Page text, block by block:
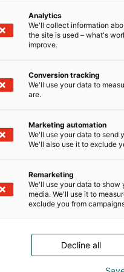
brändin
auttaa
Ohjeet ja luvat
Analytics
We'll collect information
the site is used – what's
improve.
Conversion tracking
We'll use your data to
are.
Marketing automation
We'll use your data to send
We'll also use it to exclude
Remarketing
We'll use your data to show
media. We'll use it to
exclude you from
Decline all